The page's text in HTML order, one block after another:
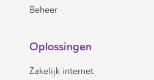
Beheer
Oplossingen
Zakelijk internet